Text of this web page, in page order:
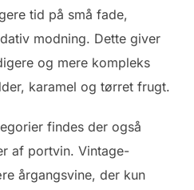
tid på små fade,
modning. Dette giver
og mere kompleks
karamel og tørret frugt.
findes der også
af portvin. Vintage-
årgangsvine, der kun